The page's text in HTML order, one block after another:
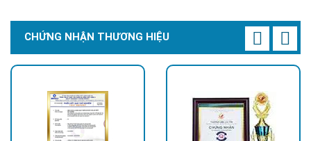
CHỨNG NHẬN THƯƠNG HIỆU